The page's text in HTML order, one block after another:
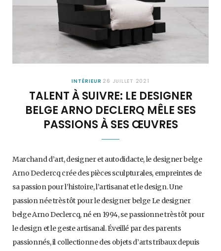
INTÉRIEUR 26 JUILLET 2021
TALENT À SUIVRE: LE DESIGNER
BELGE ARNO DECLERQ MÊLE SES
PASSIONS À SES ŒUVRES
Marchand d’art, designer et autodidacte, le designer belge
Arno Declercq crée des pièces sculpturales, empreintes de
sa passion pour l’histoire, l’artisanat et le design. Une
passion née très tôt pour le designer belge Le designer
belge Arno Declercq, né en 1994, se passionne très tôt pour
le design et le geste artisanal. Éveillé par des parents
passionnés, il collectionne des objets d’arts tribaux depuis